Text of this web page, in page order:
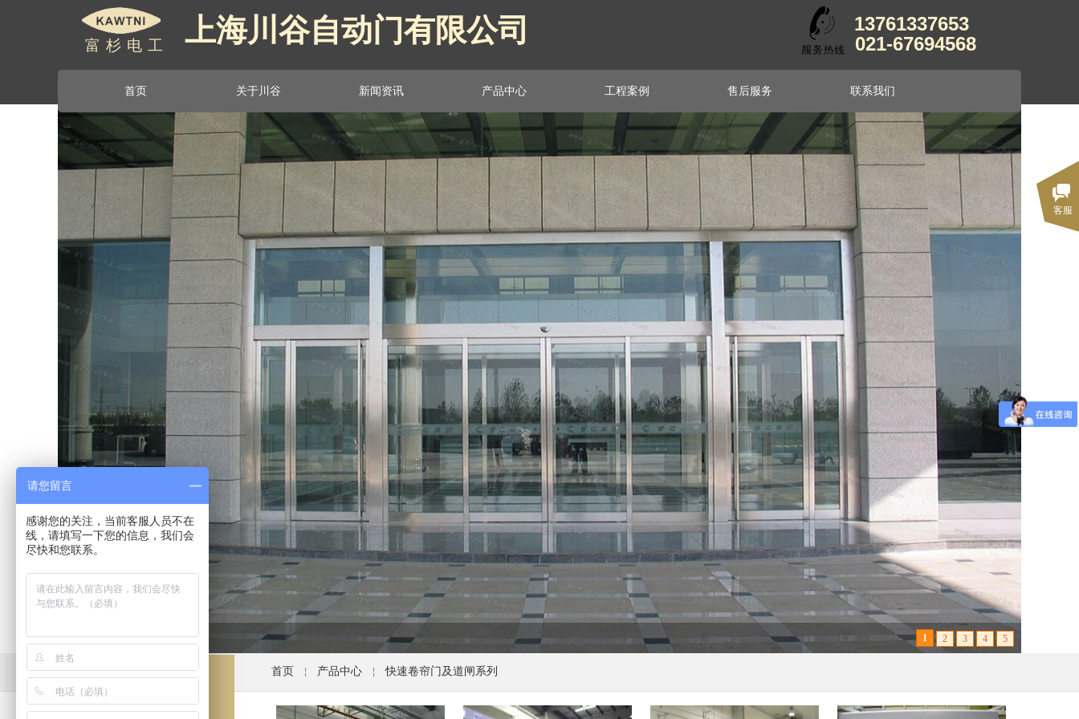
上海川谷自动门有限公司
富杉电工 021-67694568
13761337653
上海川谷自动门有限公司
首页
关于川谷 新闻资讯 产品中心 工程案例 售后服务 联系我们
产品分类
首页 ￤ 产品中心 ￤ 快速卷帘门及道闸系列
客服
请您留言
感谢您的关注，当前客服人员不在
线，请填写一下您的信息，我们会
尽快和您联系。